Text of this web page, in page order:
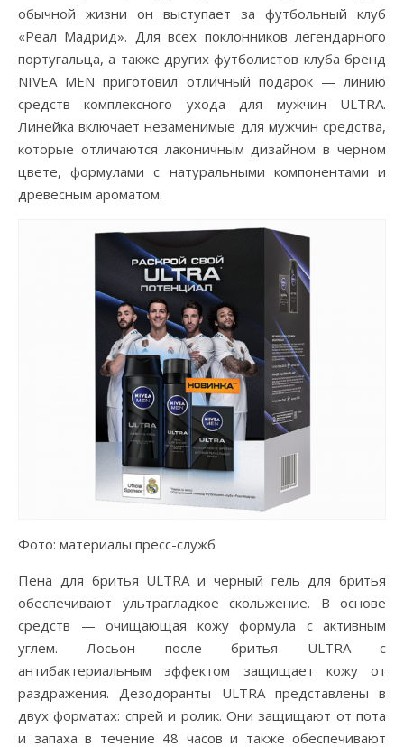
обычной жизни он выступает за футбольный клуб
«Реал Мадрид». Для всех поклонников легендарного
португальца, а также других футболистов клуба бренд
NIVEA MEN приготовил отличный подарок — линию
средств комплексного ухода для мужчин ULTRA.
Линейка включает незаменимые для мужчин средства,
которые отличаются лаконичным дизайном в черном
цвете, формулами с натуральными компонентами и
древесным ароматом.
Фото: материалы пресс-служб
Пена для бритья ULTRA и черный гель для бритья
обеспечивают ультрагладкое скольжение. В основе
средств — очищающая кожу формула с активным
углем. Лосьон после бритья ULTRA с
антибактериальным эффектом защищает кожу от
раздражения. Дезодоранты ULTRA представлены в
двух форматах: спрей и ролик. Они защищают от пота
и запаха в течение 48 часов и также обеспечивают